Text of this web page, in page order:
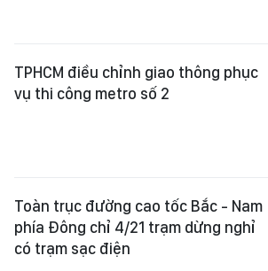
TPHCM điều chỉnh giao thông phục
vụ thi công metro số 2
Toàn trục đường cao tốc Bắc - Nam
phía Đông chỉ 4/21 trạm dừng nghỉ
có trạm sạc điện